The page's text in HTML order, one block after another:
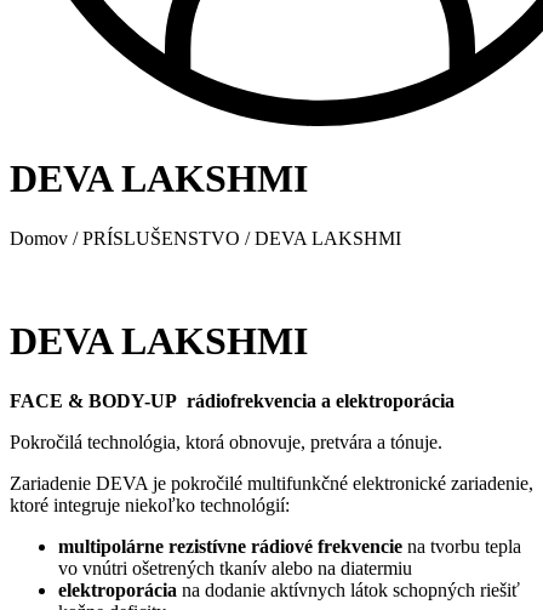
DEVA LAKSHMI
Domov /PRÍSLUŠENSTVO / DEVA LAKSHMI
DEVA LAKSHMI
FACE & BODY-UP rádiofrekvencia a elektroporácia
Pokročilá technológia, ktorá obnovuje, pretvára a tónuje.
Zariadenie DEVA je pokročilé multifunkčné elektronické zariadenie,
ktoré integruje niekoľko technológií:
multipolárne rezistívne rádiové frekvencie na tvorbu tepla
vo vnútri ošetrených tkanív alebo na diatermiu
elektroporácia na dodanie aktívnych látok schopných riešiť